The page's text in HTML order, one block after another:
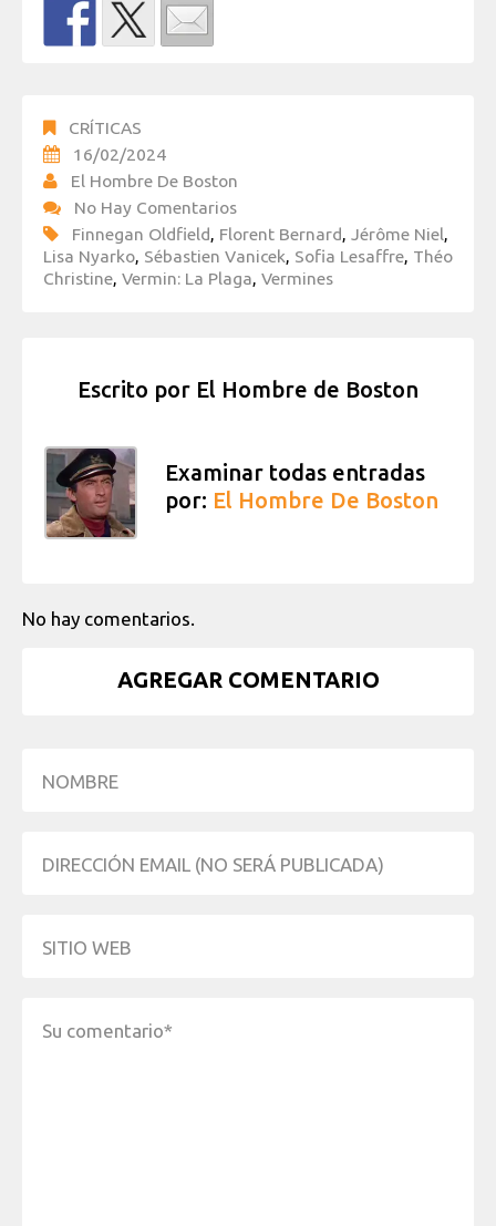
CRÍTICAS
16/02/2024
El Hombre De Boston
No Hay Comentarios
Finnegan Oldfield, Florent Bernard, Jérôme Niel,
Lisa Nyarko, Sébastien Vanicek, Sofia Lesaffre, Théo
Christine, Vermin: La Plaga, Vermines
Escrito por El Hombre de Boston
Examinar todas entradas
por: El Hombre De Boston
No hay comentarios.
AGREGAR COMENTARIO